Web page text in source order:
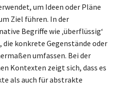
um Ideen oder Pläne
Ziel führen. In der
Begriffe wie ‚überflüssig‘
die konkrete Gegenstände oder
umfassen. Bei der
Kontexten zeigt sich, dass es
als auch für abstrakte